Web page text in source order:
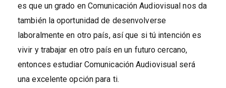
es que un grado en Comunicación Audiovisual nos da
también la oportunidad de desenvolverse
laboralmente en otro país, así que si tú intención es
vivir y trabajar en otro país en un futuro cercano,
entonces estudiar Comunicación Audiovisual será
una excelente opción para ti.